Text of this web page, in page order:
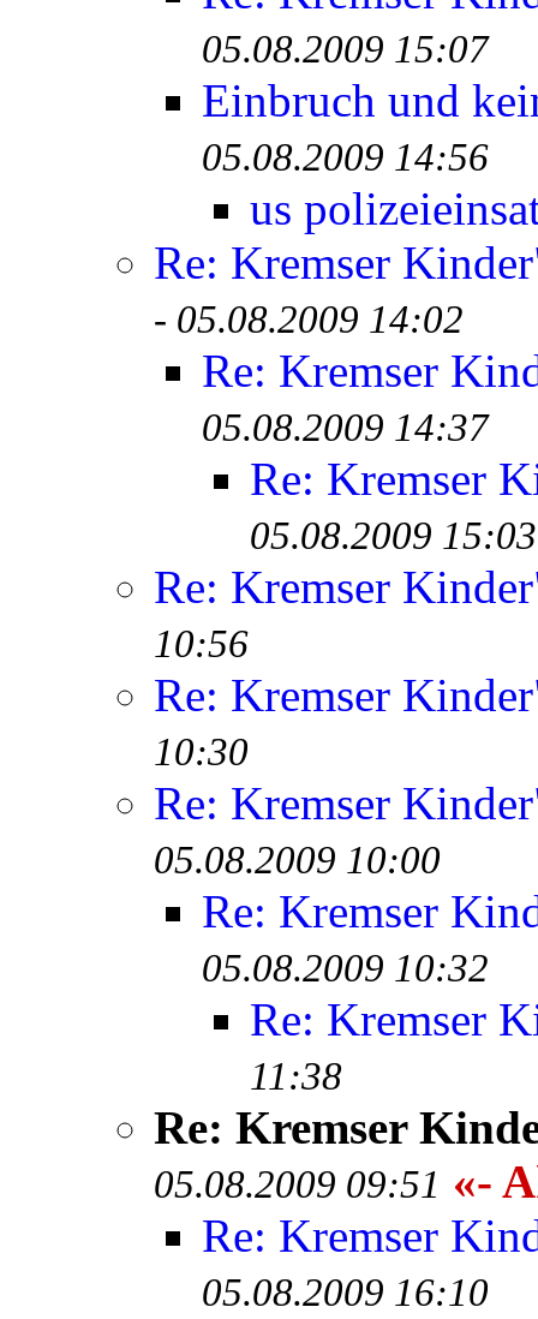
05.08.2009 15:07
Einbruch und
05.08.2009 14:56
us
Re: Kremser
- 05.08.2009 14:02
Re: Kremser
05.08.2009 14:37
Re: Kremser
05.08.2009 15:03
Re: Kremser
10:56
Re: Kremser
10:30
Re: Kremser
05.08.2009 10:00
Re: Kremser
05.08.2009 10:32
Re: Kremser
11:38
Re: Kremser
05.08.2009 09:51 «-
Re: Kremser
05.08.2009 16:10